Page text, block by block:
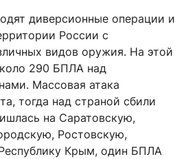
диверсионные операции и
России с
видов оружия. На этой
290 БПЛА над
Массовая атака
тогда над страной сбили
на Саратовскую,
Ростовскую,
Крым, один БПЛА